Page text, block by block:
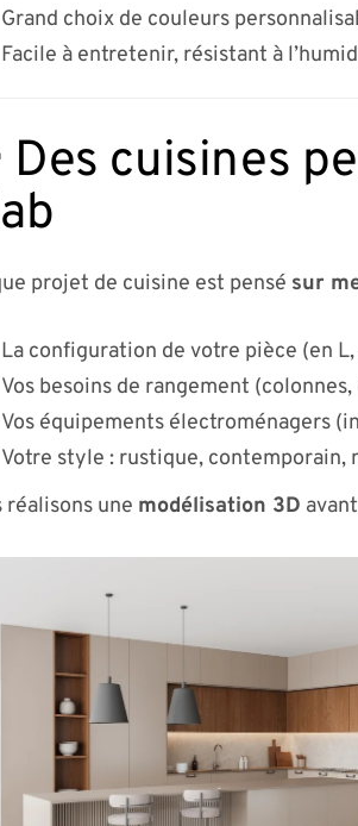
Grand choix de couleurs
Facile à entretenir, résistant à
Des cuisines
projet de cuisine est pensé sur
La configuration de votre pièce (en
Vos besoins de rangement
Vos équipements électroménagers
Votre style : rustique,
réalisons une modélisation 3D